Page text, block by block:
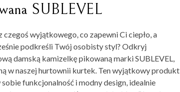
SUBLEVEL
czegoś wyjątkowego, co zapewni Ci ciepło, a
podkreśli Twój osobisty styl? Odkryj
damską kamizelkę pikowaną marki SUBLEVEL,
w naszej hurtownii kurtek. Ten wyjątkowy produkt
sobie funkcjonalność i modny design, idealnie